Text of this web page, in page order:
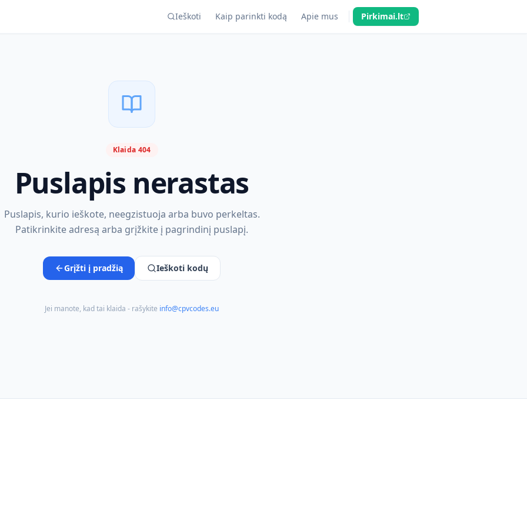
Ieškoti Kaip parinkti kodą Apie mus Pirkimai.lt
Klaida 404
Puslapis nerastas
Puslapis, kurio ieškote, neegzistuoja arba buvo perkeltas.
Patikrinkite adresą arba grįžkite į pagrindinį puslapį.
Grįžti į pradžią Ieškoti kodų
Jei manote, kad tai klaida - rašykite info@cpvcodes.eu